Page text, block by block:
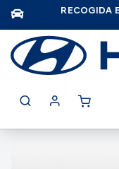
RECOGIDA